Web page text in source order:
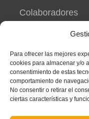
Para ofrecer las mejores
cookies para almacenar y/o
consentimiento de estas
comportamiento de
No consentir o retirar el
ciertas características y
Colaboradores